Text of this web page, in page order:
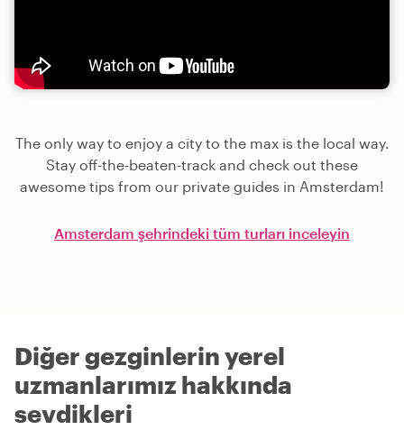
The only way to enjoy a city to the max is the local way.
Stay off-the-beaten-track and check out these
awesome tips from our private guides in Amsterdam!
Amsterdam şehrindeki tüm turları inceleyin
Diğer gezginlerin yerel
uzmanlarımız hakkında
sevdikleri